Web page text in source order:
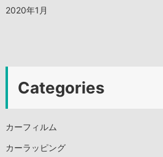
2020年1月
Categories
カーフィルム
カーラッピング